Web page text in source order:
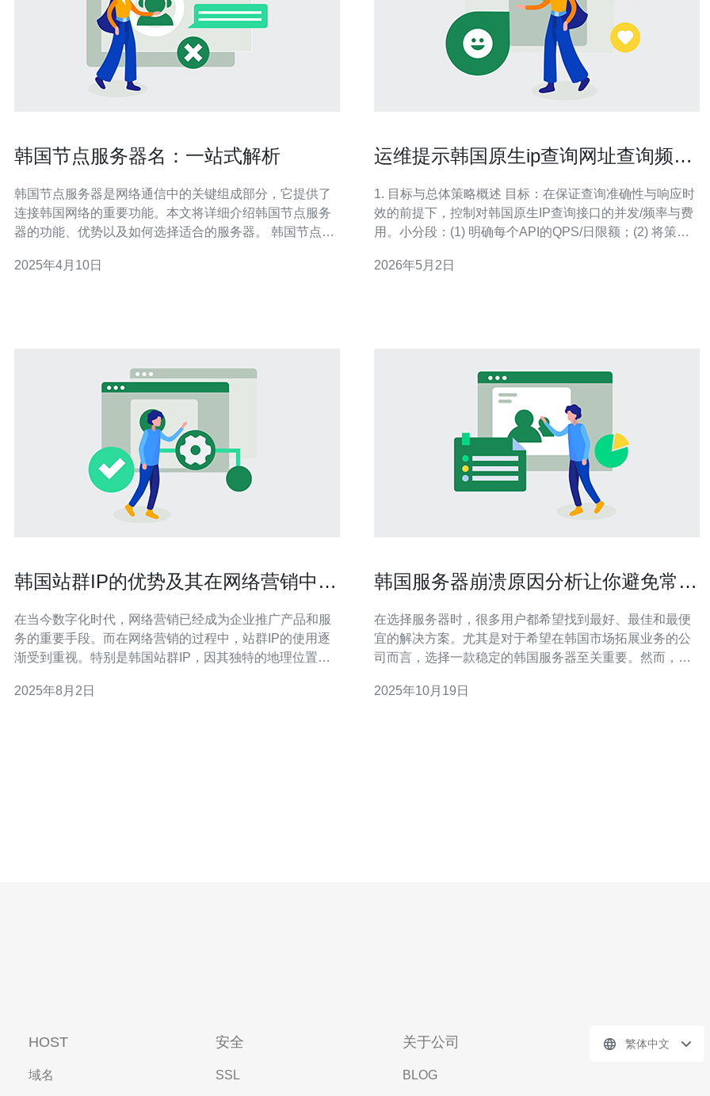
韩国节点服务器名：一站式解析
韩国节点服务器是网络通信中的关键组成部分，它提供了
连接韩国网络的重要功能。本文将详细介绍韩国节点服务
器的功能、优势以及如何选择适合的服务器。 韩国节点服
韩国地区的网络连接，加快访问速度。 提供稳定的网络连
2025年4月10日
运维提示韩国原生ip查询网址查询频率
1. 目标与总体策略概述 目标：在保证查询准确性与响应时
效的前提下，控制对韩国原生IP查询接口的并发/频率与费
用。小分段：(1) 明确每个API的QPS/日限额；(2) 将策略
设置成本预算与报警阈值。 2. 服务选型与测试步骤 小分
2026年5月2日
韩国站群IP的优势及其在网络营销中的
在当今数字化时代，网络营销已经成为企业推广产品和服
务的重要手段。而在网络营销的过程中，站群IP的使用逐
渐受到重视。特别是韩国站群IP，因其独特的地理位置及
先，让我们来看一下韩国站群IP的优势所在。韩国作为一
2025年8月2日
韩国服务器崩溃原因分析让你避免常见
在选择服务器时，很多用户都希望找到最好、最佳和最便
宜的解决方案。尤其是对于希望在韩国市场拓展业务的公
司而言，选择一款稳定的韩国服务器至关重要。然而，服
避免常见问题，确保你的业务顺利运行。本文将详细分析
2025年10月19日
HOST
域名
安全
SSL
关于公司
BLOG
繁体中文